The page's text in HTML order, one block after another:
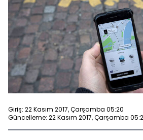
Giriş: 22 Kasım 2017, Çarşamba 05:20
Güncelleme: 22 Kasım 2017, Çarşamba